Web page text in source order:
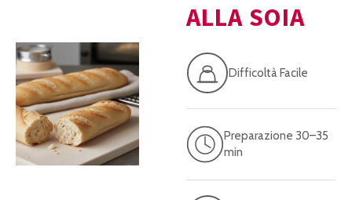
ALLA SOIA
Difficoltà Facile
Preparazione 30–35
min